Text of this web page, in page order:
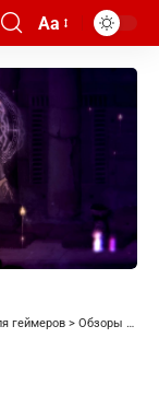
Aa
геймеров > Обзоры игр